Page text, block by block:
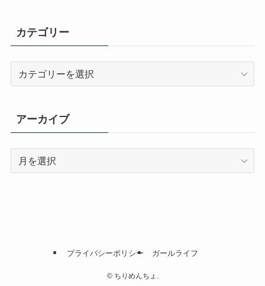
カテゴリー
ー
アーカイブ
プライバシーポリシー ガールライフ
©ちりめんちょ.